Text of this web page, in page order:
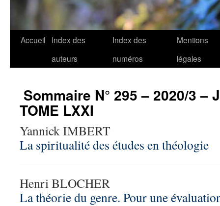
Accueil
Index des
auteurs
Index des
numéros
Mentions
légales
Sommaire N° 295 – 2020/3 –
TOME LXXI
Yannick IMBERT
La spiritualité des études en théologie
Henri BLOCHER
La théorie du genre. Pour une